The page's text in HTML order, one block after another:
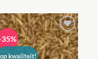
kwaliteit!
Toevoegen
aan
verlanglijst